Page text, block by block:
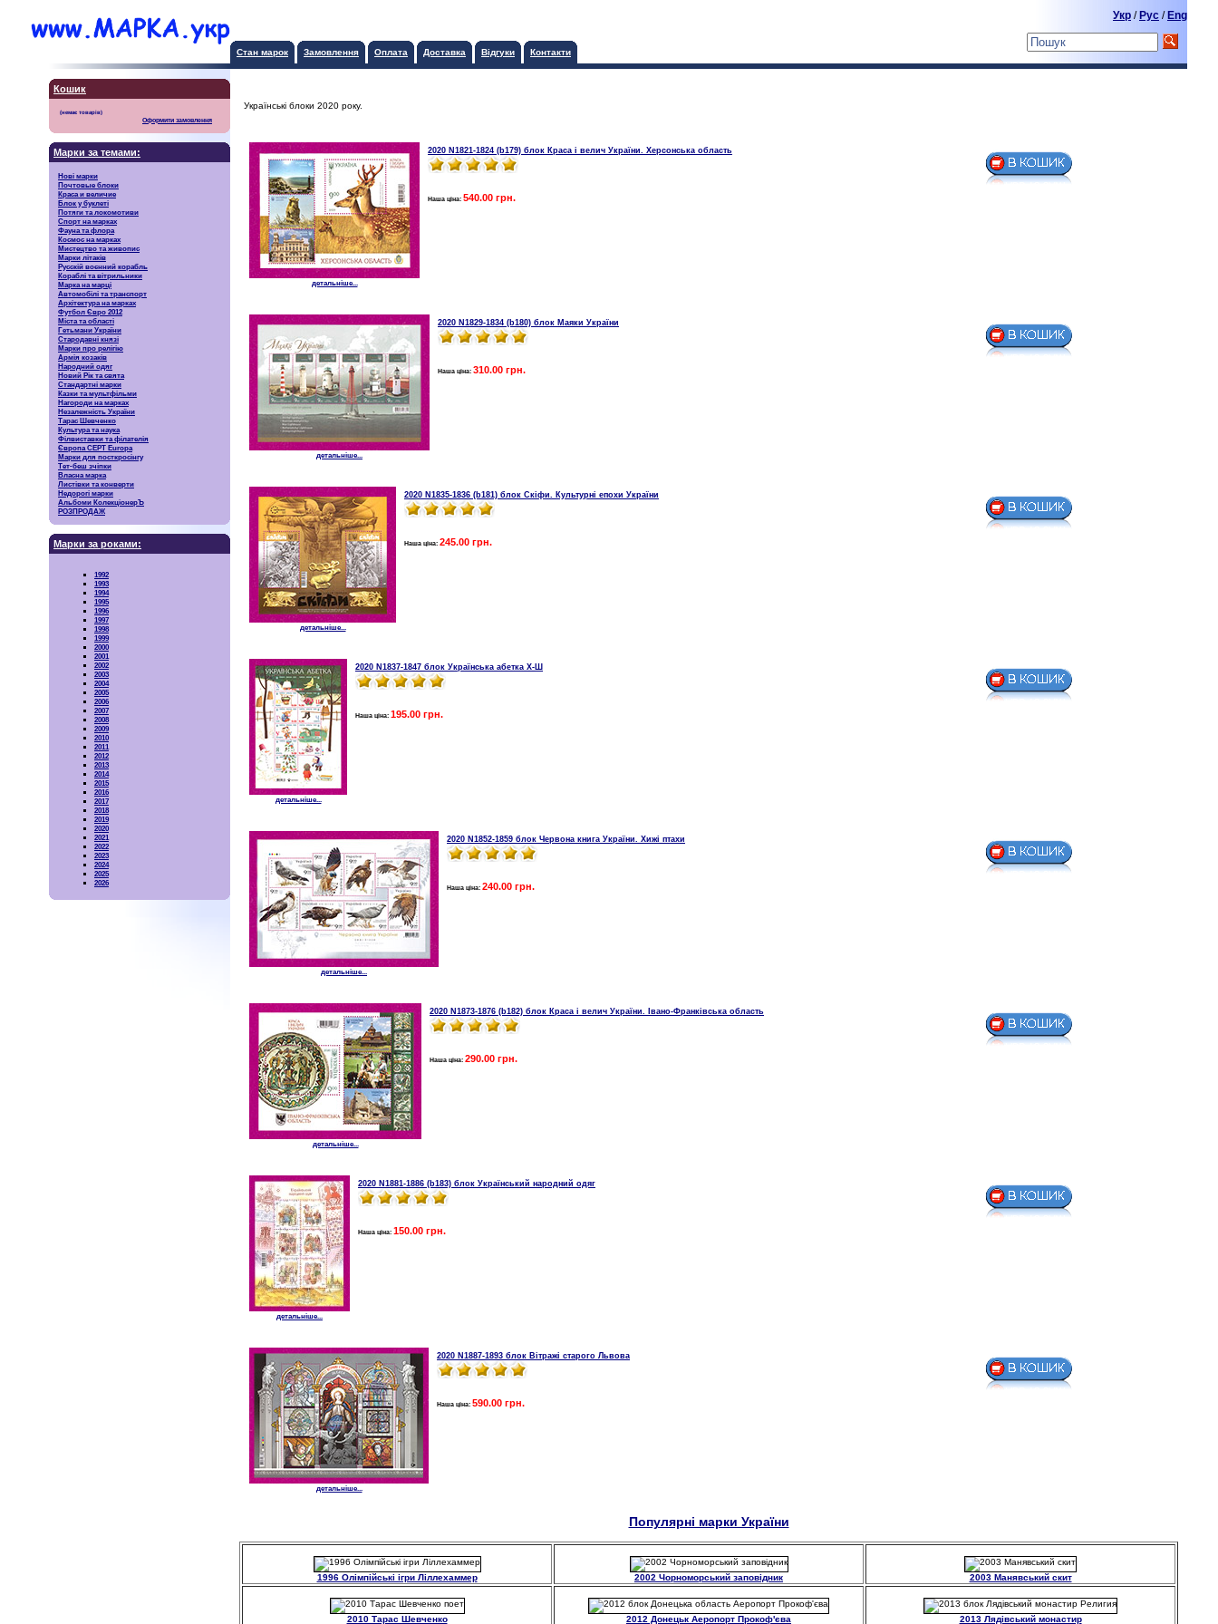
Стан марок Замовлення Оплата Доставка Відгуки Контакти
Укр / Pyc / Eng
Кошик
Оформити замовлення
Марки за темами:
Нові марки
Почтовые блоки
Краса и величие
Блок у буклеті
Потяги та локомотиви
Спорт на марках
Фауна та флора
Космос на марках
Мистецтво та живопис
Марки літаків
Русскiй воєнний корабль
Кораблі та вітрильники
Марка на марці
Автомобілі та транспорт
Архітектура на марках
Футбол Євро 2012
Міста та області
Гетьмани України
Стародавні князі
Марки про релігію
Армія козаків
Народний одяг
Новий Рік та свята
Стандартні марки
Казки та мультфільми
Нагороди на марках
Незалежність України
Тарас Шевченко
Культура та наука
Філвиставки та філателія
Європа CEPT Europa
Марки для посткросінгу
Тет-беш зчіпки
Власна марка
Листівки та конверти
Недорогі марки
Альбоми КолекціонерЪ
РОЗПРОДАЖ
Марки за роками:
1992
1993
1994
1995
1996
1997
1998
1999
2000
2001
2002
2003
2004
2005
2006
2007
2008
2009
2010
2011
2012
2013
2014
2015
2016
2017
2018
2019
2020
2021
2022
2023
2024
2025
2026
Українські блоки 2020 року.
детальніше...
2020 N1821-1824 (b179) блок Краса і велич України. Херсонська область
Наша ціна: 540.00 грн.
детальніше...
2020 N1829-1834 (b180) блок Маяки України
Наша ціна: 310.00 грн.
детальніше...
2020 N1835-1836 (b181) блок Скіфи. Культурні епохи України
Наша ціна: 245.00 грн.
детальніше...
2020 N1837-1847 блок Українська абетка Х-Ш
Наша ціна: 195.00 грн.
детальніше...
2020 N1852-1859 блок Червона книга України. Хижі птахи
Наша ціна: 240.00 грн.
детальніше...
2020 N1873-1876 (b182) блок Краса і велич України. Івано-Франківська область
Наша ціна: 290.00 грн.
детальніше...
2020 N1881-1886 (b183) блок Український народний одяг
Наша ціна: 150.00 грн.
детальніше...
2020 N1887-1893 блок Вітражі старого Львова
Наша ціна: 590.00 грн.
Популярні марки України
1996 Олімпійські ігри Ліллехаммер 2002 Чорноморський заповідник 2003 Манявський скит
2010 Тарас Шевченко 2012 Донецьк Аеропорт Прокоф'єва 2013 Лядівський монастир